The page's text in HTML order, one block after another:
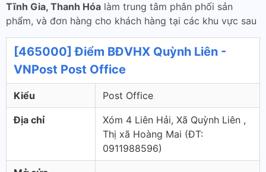
Tĩnh Gia, Thanh Hóa làm trung tâm phân phối sản
phẩm, và đơn hàng cho khách hàng tại các khu vực sau
[465000] Điểm BĐVHX Quỳnh Liên -
VNPost Post Office
Kiểu Post Office
Địa chỉ
Xóm 4 Liên Hải, Xã Quỳnh Liên ,
Thị xã Hoàng Mai (ÐT:
0911988596)